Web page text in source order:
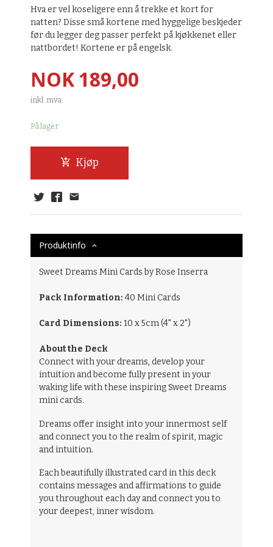
Hva er vel koseligere enn å trekke et kort for
natten? Disse små kortene med hyggelige beskjeder
før du legger deg passer perfekt på kjøkkenet eller
nattbordet! Kortene er på engelsk.
Pris
NOK189,00
inkl. mva.
På lager
Kjøp
Produktinfo
Sweet Dreams Mini Cards by Rose Inserra
Pack Information:40 Mini Cards
Card Dimensions:10 x 5cm (4" x 2")
About the Deck
Connect with your dreams, develop your
intuition and become fully present in your
waking life with these inspiring Sweet Dreams
mini cards.
Dreams offer insight into your innermost self
and connect you to the realm of spirit, magic
and intuition.
Each beautifully illustrated card in this deck
contains messages and affirmations to guide
you throughout each day and connect you to
your deepest, inner wisdom.